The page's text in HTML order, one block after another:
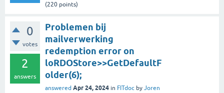
(220 points)
0
votes
2
answers
Problemen bij
mailverwerking
redemption error on
loRDOStore>>GetDefaultF
older(6);
answered Apr 24, 2024 in FITdoc by Joren